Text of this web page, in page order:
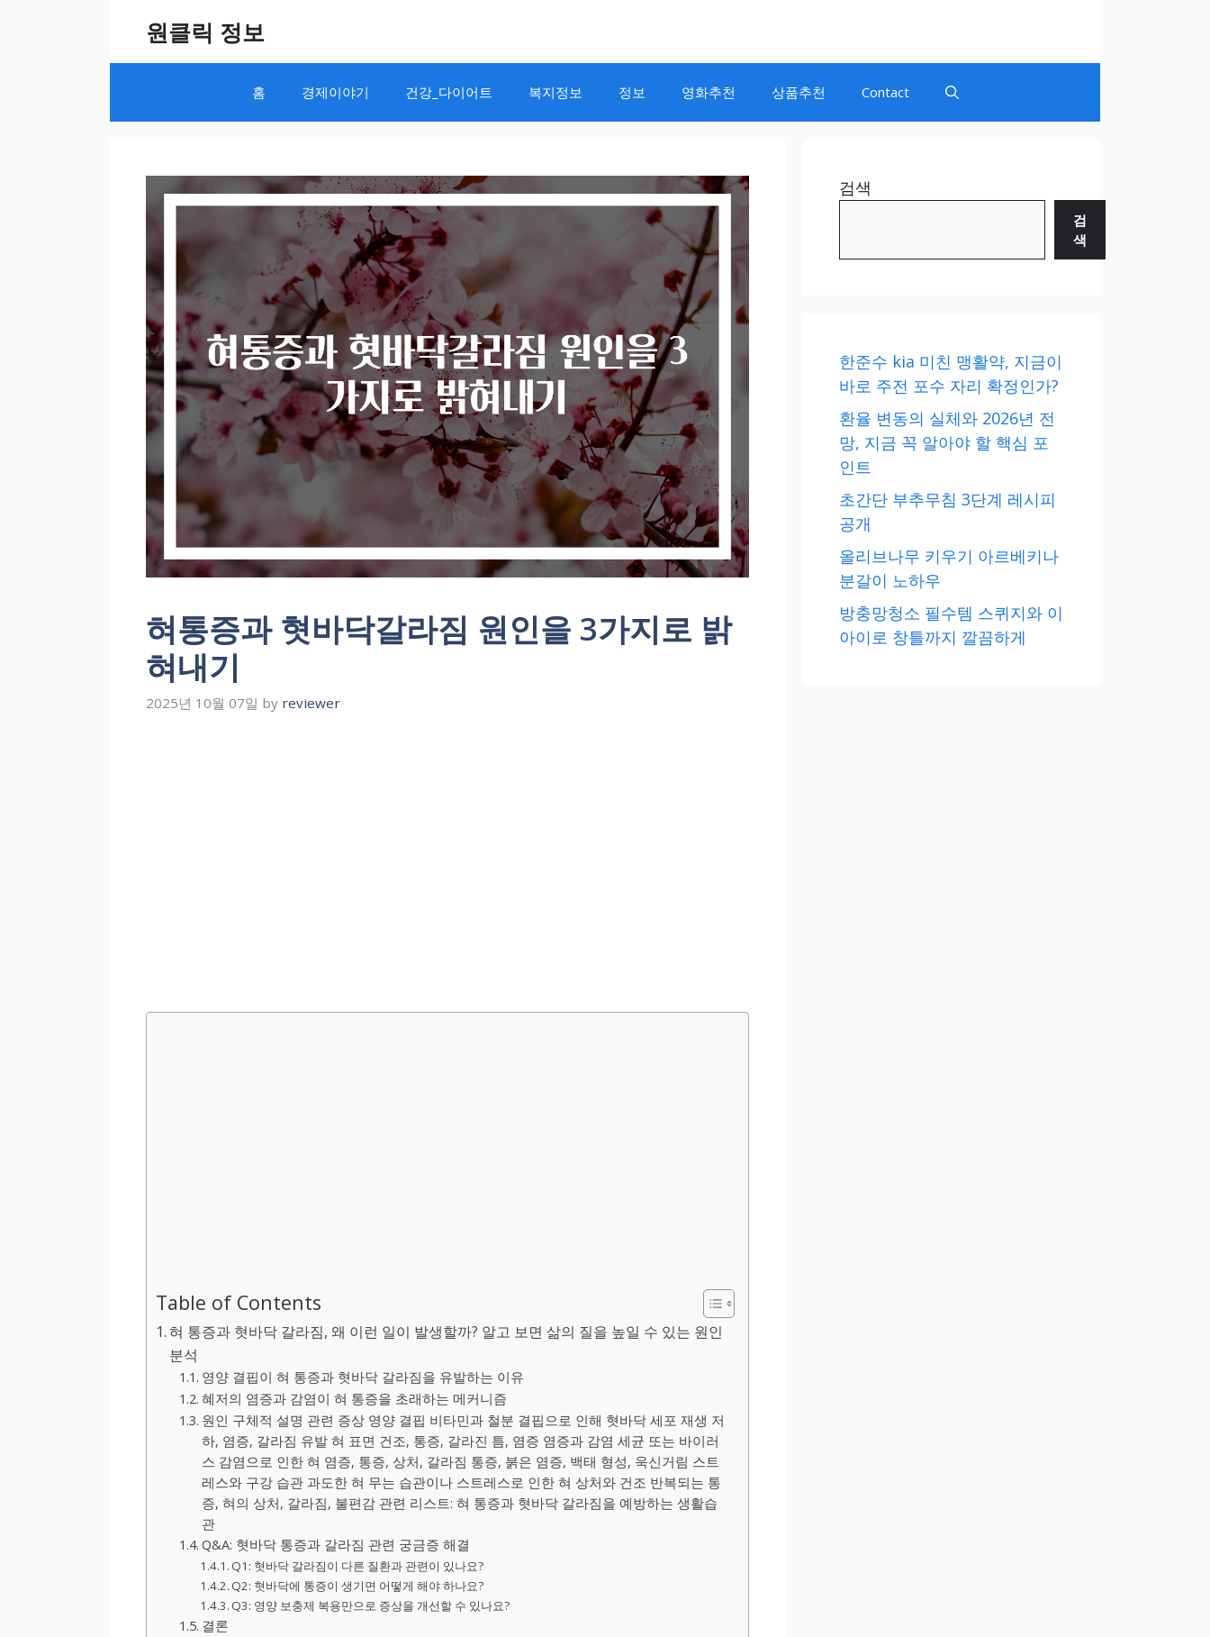
원클릭 정보
홈 경제이야기 건강_다이어트 복지정보 정보 영화추천 상품추천 Contact
혀통증과 혓바닥갈라짐 원인을 3가지로 밝
혀내기
2025년 10월 07일 by reviewer
Table of Contents
혀 통증과 혓바닥 갈라짐, 왜 이런 일이 발생할까? 알고 보면 삶의 질을 높일 수 있는 원인
분석
영양 결핍이 혀 통증과 혓바닥 갈라짐을 유발하는 이유
혜저의 염증과 감염이 혀 통증을 초래하는 메커니즘
원인 구체적 설명 관련 증상 영양 결핍 비타민과 철분 결핍으로 인해 혓바닥 세포 재생 저
하, 염증, 갈라짐 유발 혀 표면 건조, 통증, 갈라진 틈, 염증 염증과 감염 세균 또는 바이러
스 감염으로 인한 혀 염증, 통증, 상처, 갈라짐 통증, 붉은 염증, 백태 형성, 욱신거림 스트
레스와 구강 습관 과도한 혀 무는 습관이나 스트레스로 인한 혀 상처와 건조 반복되는 통
증, 혀의 상처, 갈라짐, 불편감 관련 리스트: 혀 통증과 혓바닥 갈라짐을 예방하는 생활습
관
Q&A: 혓바닥 통증과 갈라짐 관련 궁금증 해결
Q1: 혓바닥 갈라짐이 다른 질환과 관련이 있나요?
Q2: 혓바닥에 통증이 생기면 어떻게 해야 하나요?
Q3: 영양 보충제 복용만으로 증상을 개선할 수 있나요?
결론
검색
검
색
한준수 kia 미친 맹활약, 지금이
바로 주전 포수 자리 확정인가?
환율 변동의 실체와 2026년 전
망, 지금 꼭 알아야 할 핵심 포
인트
초간단 부추무침 3단계 레시피
공개
올리브나무 키우기 아르베키나
분갈이 노하우
방충망청소 필수템 스퀴지와 이
아이로 창틀까지 깔끔하게